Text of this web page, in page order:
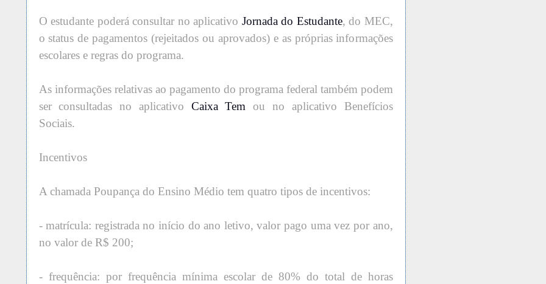
O estudante poderá consultar no aplicativo Jornada do Estudante, do MEC,
o status de pagamentos (rejeitados ou aprovados) e as próprias informações
escolares e regras do programa.
As informações relativas ao pagamento do programa federal também podem
ser consultadas no aplicativo Caixa Tem ou no aplicativo Benefícios
Sociais.
Incentivos
A chamada Poupança do Ensino Médio tem quatro tipos de incentivos:
- matrícula: registrada no início do ano letivo, valor pago uma vez por ano,
no valor de R$ 200;
- frequência: por frequência mínima escolar de 80% do total de horas